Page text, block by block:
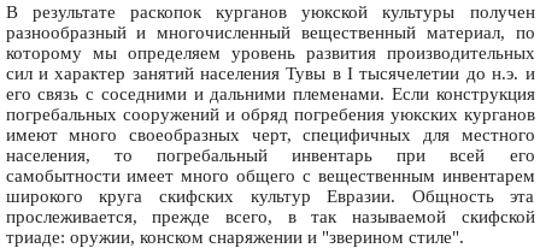
В результате раскопок курганов уюкской культуры получен
разнообразный и многочисленный вещественный материал, по
которому мы определяем уровень развития производительных
сил и характер занятий населения Тувы в I тысячелетии до н.э. и
его связь с соседними и дальними племенами. Если конструкция
погребальных сооружений и обряд погребения уюкских курганов
имеют много своеобразных черт, специфичных для местного
населения, то погребальный инвентарь при всей его
самобытности имеет много общего с вещественным инвентарем
широкого круга скифских культур Евразии. Общность эта
прослеживается, прежде всего, в так называемой скифской
триаде: оружии, конском снаряжении и "зверином стиле".